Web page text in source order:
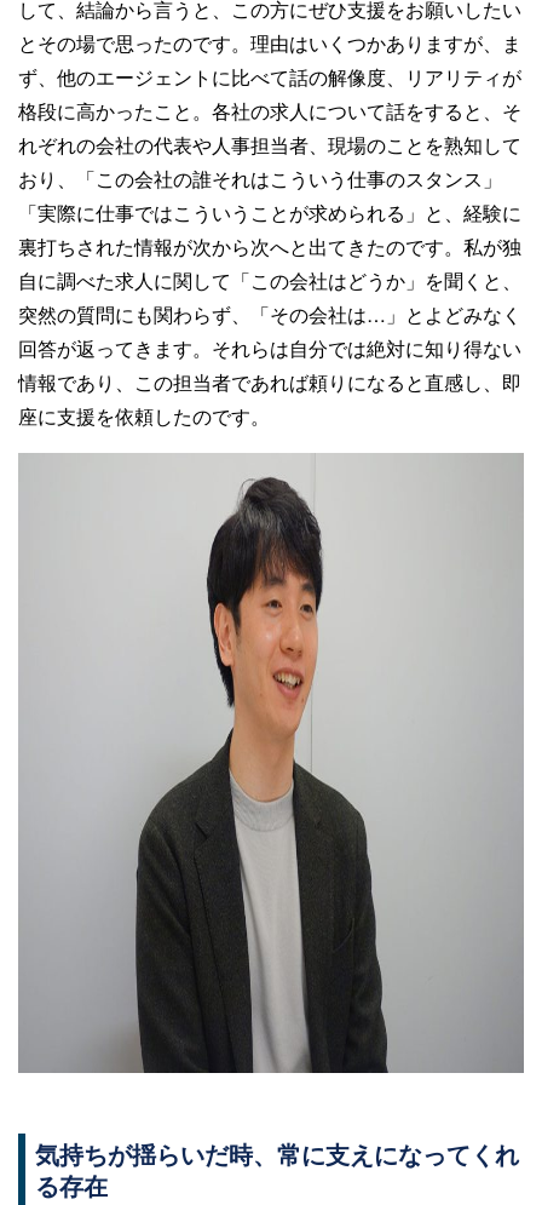
して、結論から言うと、この方にぜひ支援をお願いしたい
とその場で思ったのです。理由はいくつかありますが、ま
ず、他のエージェントに比べて話の解像度、リアリティが
格段に高かったこと。各社の求人について話をすると、そ
れぞれの会社の代表や人事担当者、現場のことを熟知して
おり、「この会社の誰それはこういう仕事のスタンス」
「実際に仕事ではこういうことが求められる」と、経験に
裏打ちされた情報が次から次へと出てきたのです。私が独
自に調べた求人に関して「この会社はどうか」を聞くと、
突然の質問にも関わらず、「その会社は…」とよどみなく
回答が返ってきます。それらは自分では絶対に知り得ない
情報であり、この担当者であれば頼りになると直感し、即
座に支援を依頼したのです。
気持ちが揺らいだ時、常に支えになってくれ
る存在